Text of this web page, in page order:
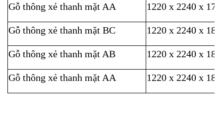
Gỗ thông xẻ thanh mặt AA 1220 x 2240 x 17
Gỗ thông xẻ thanh mặt BC 1220 x 2240 x 18
Gỗ thông xẻ thanh mặt AB 1220 x 2240 x 18
Gỗ thông xẻ thanh mặt AA 1220 x 2240 x 18